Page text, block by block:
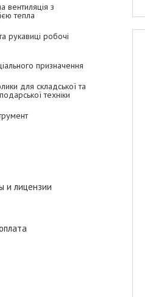
вентиляція з
тепла
рукавиці робочі
призначення
для складської та
техніки
и лицензии